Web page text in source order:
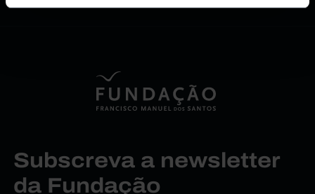
Subscreva a newsletter
da Fundação